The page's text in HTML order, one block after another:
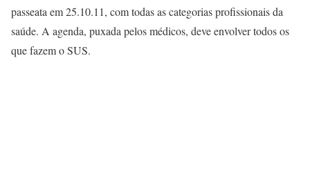
passeata em 25.10.11, com todas as categorias profissionais da
saúde. A agenda, puxada pelos médicos, deve envolver todos os
que fazem o SUS.